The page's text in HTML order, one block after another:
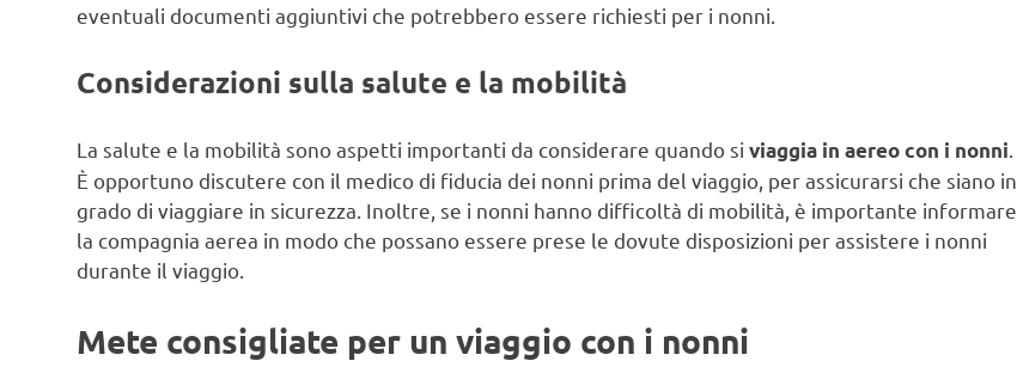
eventuali documenti aggiuntivi che potrebbero essere richiesti per i nonni.
Considerazioni sulla salute e la mobilità
La salute e la mobilità sono aspetti importanti da considerare quando si viaggia in aereo con i nonni.
È opportuno discutere con il medico di fiducia dei nonni prima del viaggio, per assicurarsi che siano in
grado di viaggiare in sicurezza. Inoltre, se i nonni hanno difficoltà di mobilità, è importante informare
la compagnia aerea in modo che possano essere prese le dovute disposizioni per assistere i nonni
durante il viaggio.
Mete consigliate per un viaggio con i nonni